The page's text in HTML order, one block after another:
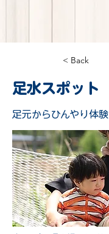
< Back
足水スポット
足元からひんやり体験